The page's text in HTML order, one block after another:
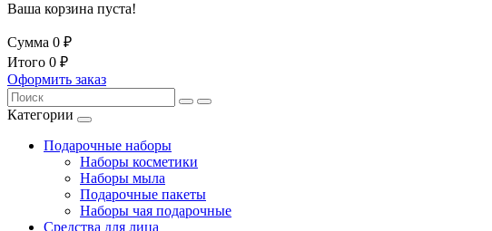
Ваша корзина пуста!
Сумма 0 ₽
Итого 0 ₽
Оформить заказ
Категории
Подарочные наборы
Наборы косметики
Наборы мыла
Подарочные пакеты
Наборы чая подарочные
Средства для лица